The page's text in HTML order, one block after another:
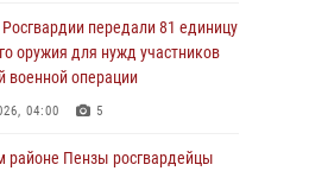
передали 81 единицу
оружия для нужд участников
военной операции
04:00 5
районе Пензы росгвардейцы